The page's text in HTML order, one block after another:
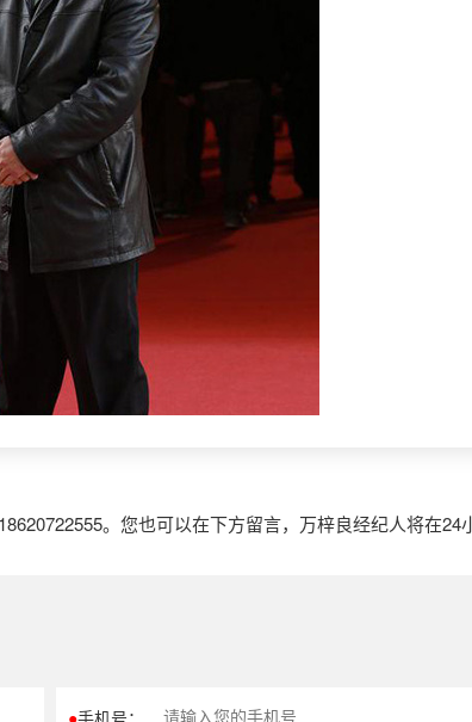
。您也可以在下方留言，万梓良经纪人将在24
●手机号：